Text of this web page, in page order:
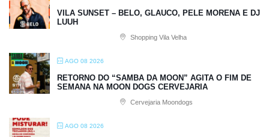
VILA SUNSET – BELO, GLAUCO, PELE MORENA E DJ
LUUH
Shopping Vila Velha
AGO 08 2026
RETORNO DO “SAMBA DA MOON” AGITA O FIM DE
SEMANA NA MOON DOGS CERVEJARIA
Cervejaria Moondogs
AGO 08 2026